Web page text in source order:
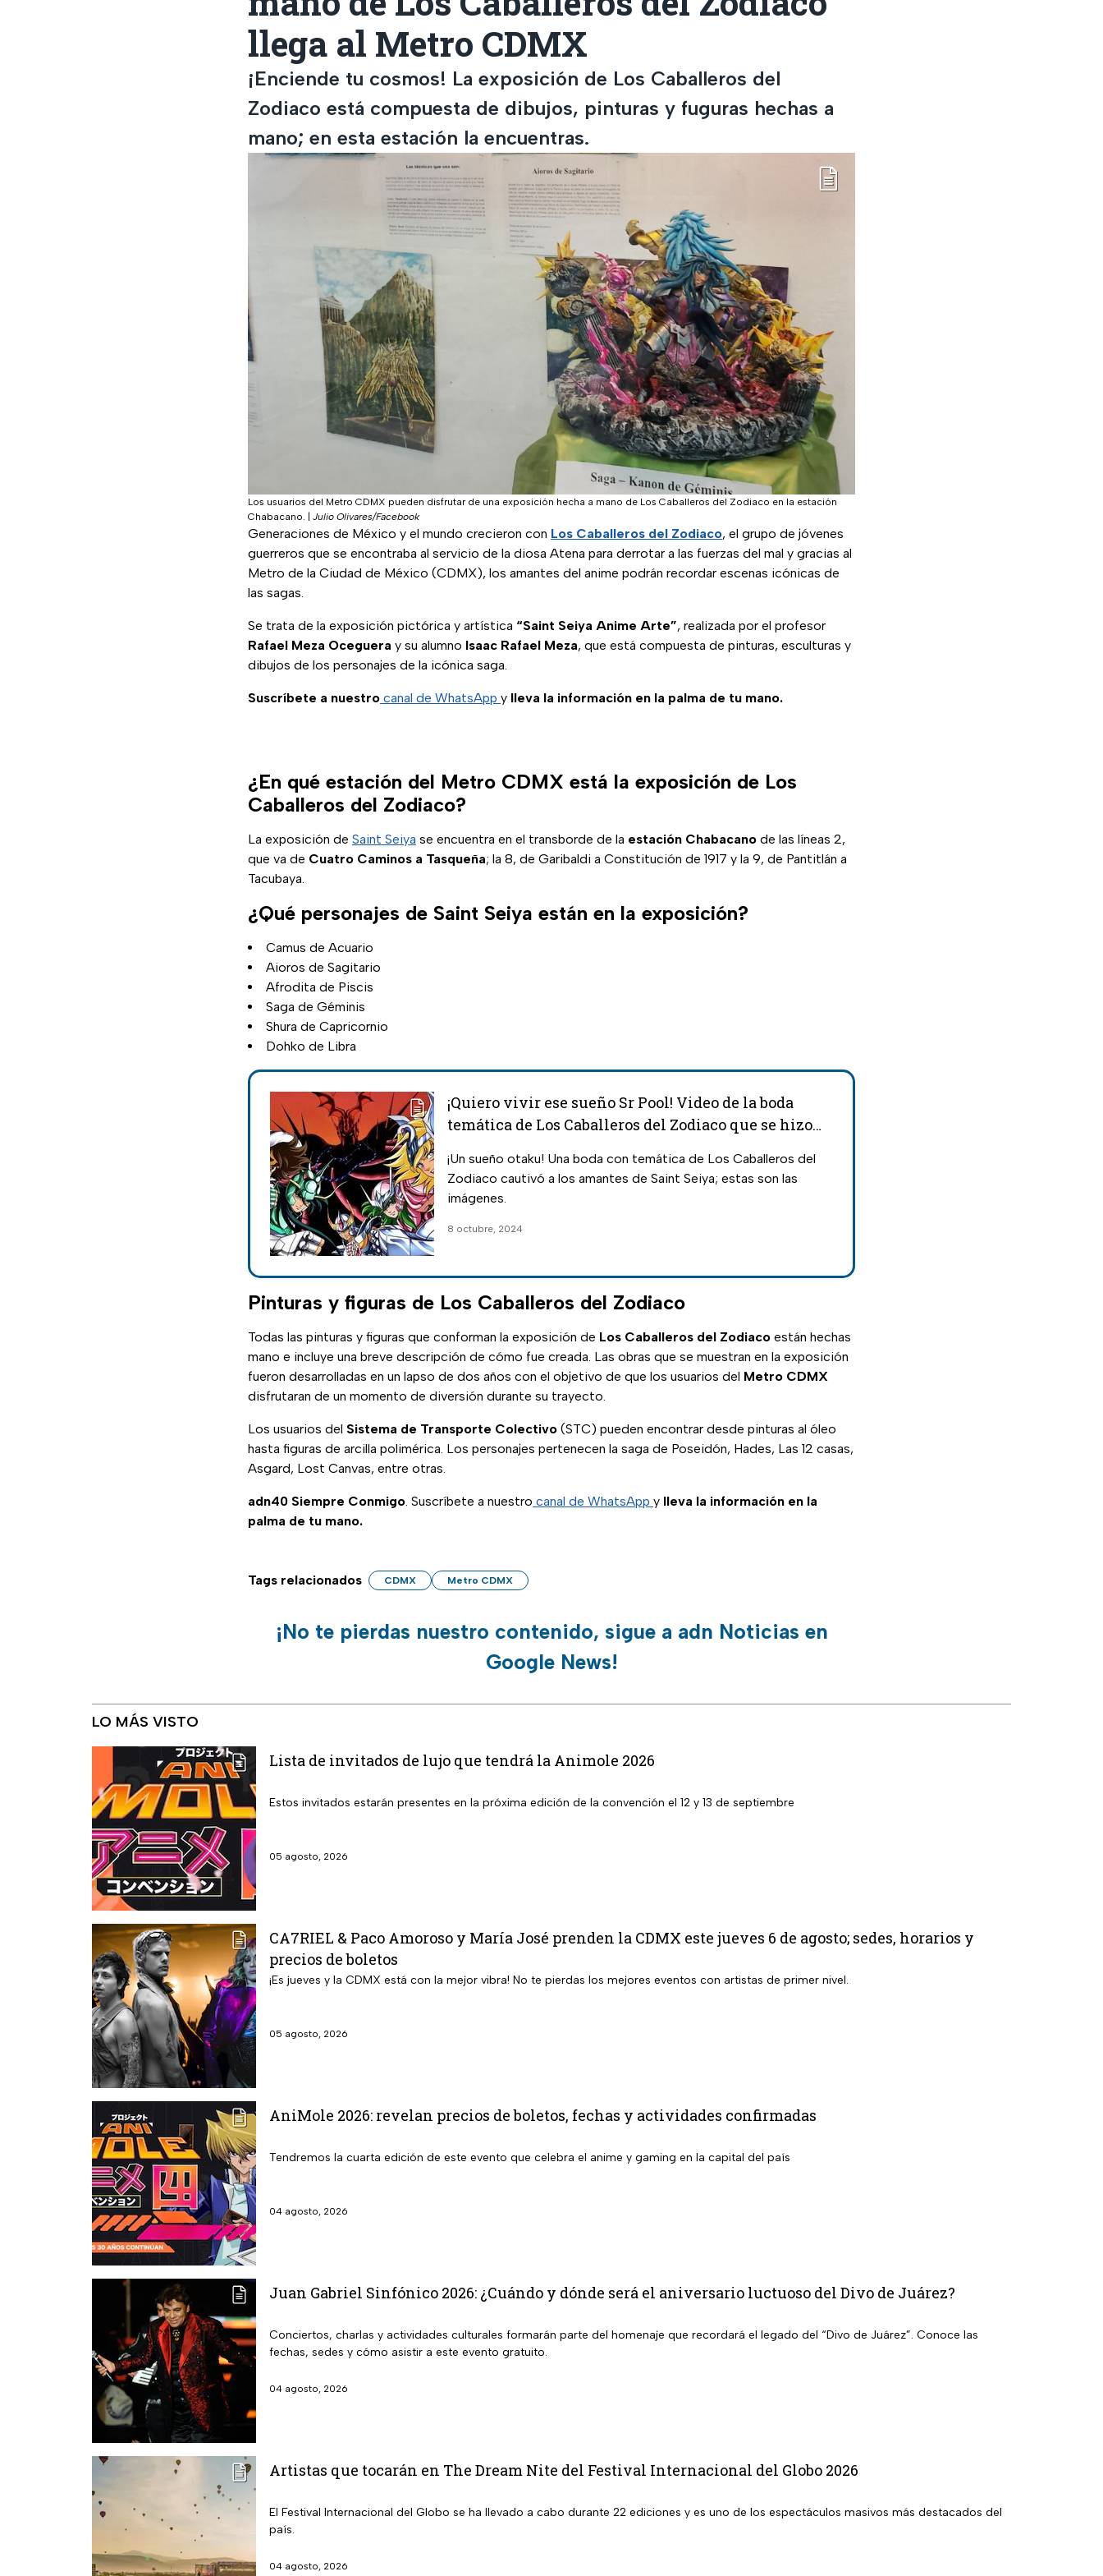
llega al Metro CDMX
¡Enciende tu cosmos! La exposición de Los Caballeros del
Zodiaco está compuesta de dibujos, pinturas y fuguras hechas a
mano; en esta estación la encuentras.
Los usuarios del Metro CDMX pueden disfrutar de una exposición hecha a mano de Los Caballeros del Zodiaco en la estación
Chabacano.
Julio Olivares/Facebook
Generaciones de México y el mundo crecieron con Los Caballeros del Zodiaco, el grupo de jóvenes
guerreros que se encontraba al servicio de la diosa Atena para derrotar a las fuerzas del mal y gracias al
Metro de la Ciudad de México (CDMX), los amantes del anime podrán recordar escenas icónicas de
las sagas.
Se trata de la exposición pictórica y artística “Saint Seiya Anime Arte”, realizada por el profesor
Rafael Meza Oceguera y su alumno Isaac Rafael Meza, que está compuesta de pinturas, esculturas y
dibujos de los personajes de la icónica saga.
Suscríbete a nuestro canal de WhatsApp y lleva la información en la palma de tu mano.
¿En qué estación del Metro CDMX está la exposición de Los
Caballeros del Zodiaco?
La exposición de Saint Seiya se encuentra en el transborde de la estación Chabacano de las líneas 2,
que va de Cuatro Caminos a Tasqueña; la 8, de Garibaldi a Constitución de 1917 y la 9, de Pantitlán a
Tacubaya.
¿Qué personajes de Saint Seiya están en la exposición?
Camus de Acuario
Aioros de Sagitario
Afrodita de Piscis
Saga de Géminis
Shura de Capricornio
Dohko de Libra
¡Quiero vivir ese sueño Sr Pool! Video de la boda
temática de Los Caballeros del Zodiaco que se hizo
¡Un sueño otaku! Una boda con temática de Los Caballeros del
Zodiaco cautivó a los amantes de Saint Seiya; estas son las
imágenes.
8 octubre, 2024
Pinturas y figuras de Los Caballeros del Zodiaco
Todas las pinturas y figuras que conforman la exposición de Los Caballeros del Zodiaco están hechas
mano e incluye una breve descripción de cómo fue creada. Las obras que se muestran en la exposición
fueron desarrolladas en un lapso de dos años con el objetivo de que los usuarios del Metro CDMX
disfrutaran de un momento de diversión durante su trayecto.
Los usuarios del Sistema de Transporte Colectivo (STC) pueden encontrar desde pinturas al óleo
hasta figuras de arcilla polimérica. Los personajes pertenecen la saga de Poseidón, Hades, Las 12 casas,
Asgard, Lost Canvas, entre otras.
adn40 Siempre Conmigo. Suscríbete a nuestro canal de WhatsApp y lleva la información en la
palma de tu mano.
Tags relacionados CDMX Metro CDMX
¡No te pierdas nuestro contenido, sigue a adn Noticias en
Google News!
LO MÁS VISTO
Lista de invitados de lujo que tendrá la Animole 2026
Estos invitados estarán presentes en la próxima edición de la convención el 12 y 13 de septiembre
05 agosto, 2026
CA7RIEL & Paco Amoroso y María José prenden la CDMX este jueves 6 de agosto; sedes, horarios y
precios de boletos
¡Es jueves y la CDMX está con la mejor vibra! No te pierdas los mejores eventos con artistas de primer nivel.
05 agosto, 2026
AniMole 2026: revelan precios de boletos, fechas y actividades confirmadas
Tendremos la cuarta edición de este evento que celebra el anime y gaming en la capital del país
04 agosto, 2026
Juan Gabriel Sinfónico 2026: ¿Cuándo y dónde será el aniversario luctuoso del Divo de Juárez?
Conciertos, charlas y actividades culturales formarán parte del homenaje que recordará el legado del “Divo de Juárez”. Conoce las
fechas, sedes y cómo asistir a este evento gratuito.
04 agosto, 2026
Artistas que tocarán en The Dream Nite del Festival Internacional del Globo 2026
El Festival Internacional del Globo se ha llevado a cabo durante 22 ediciones y es uno de los espectáculos masivos más destacados del
país.
04 agosto, 2026